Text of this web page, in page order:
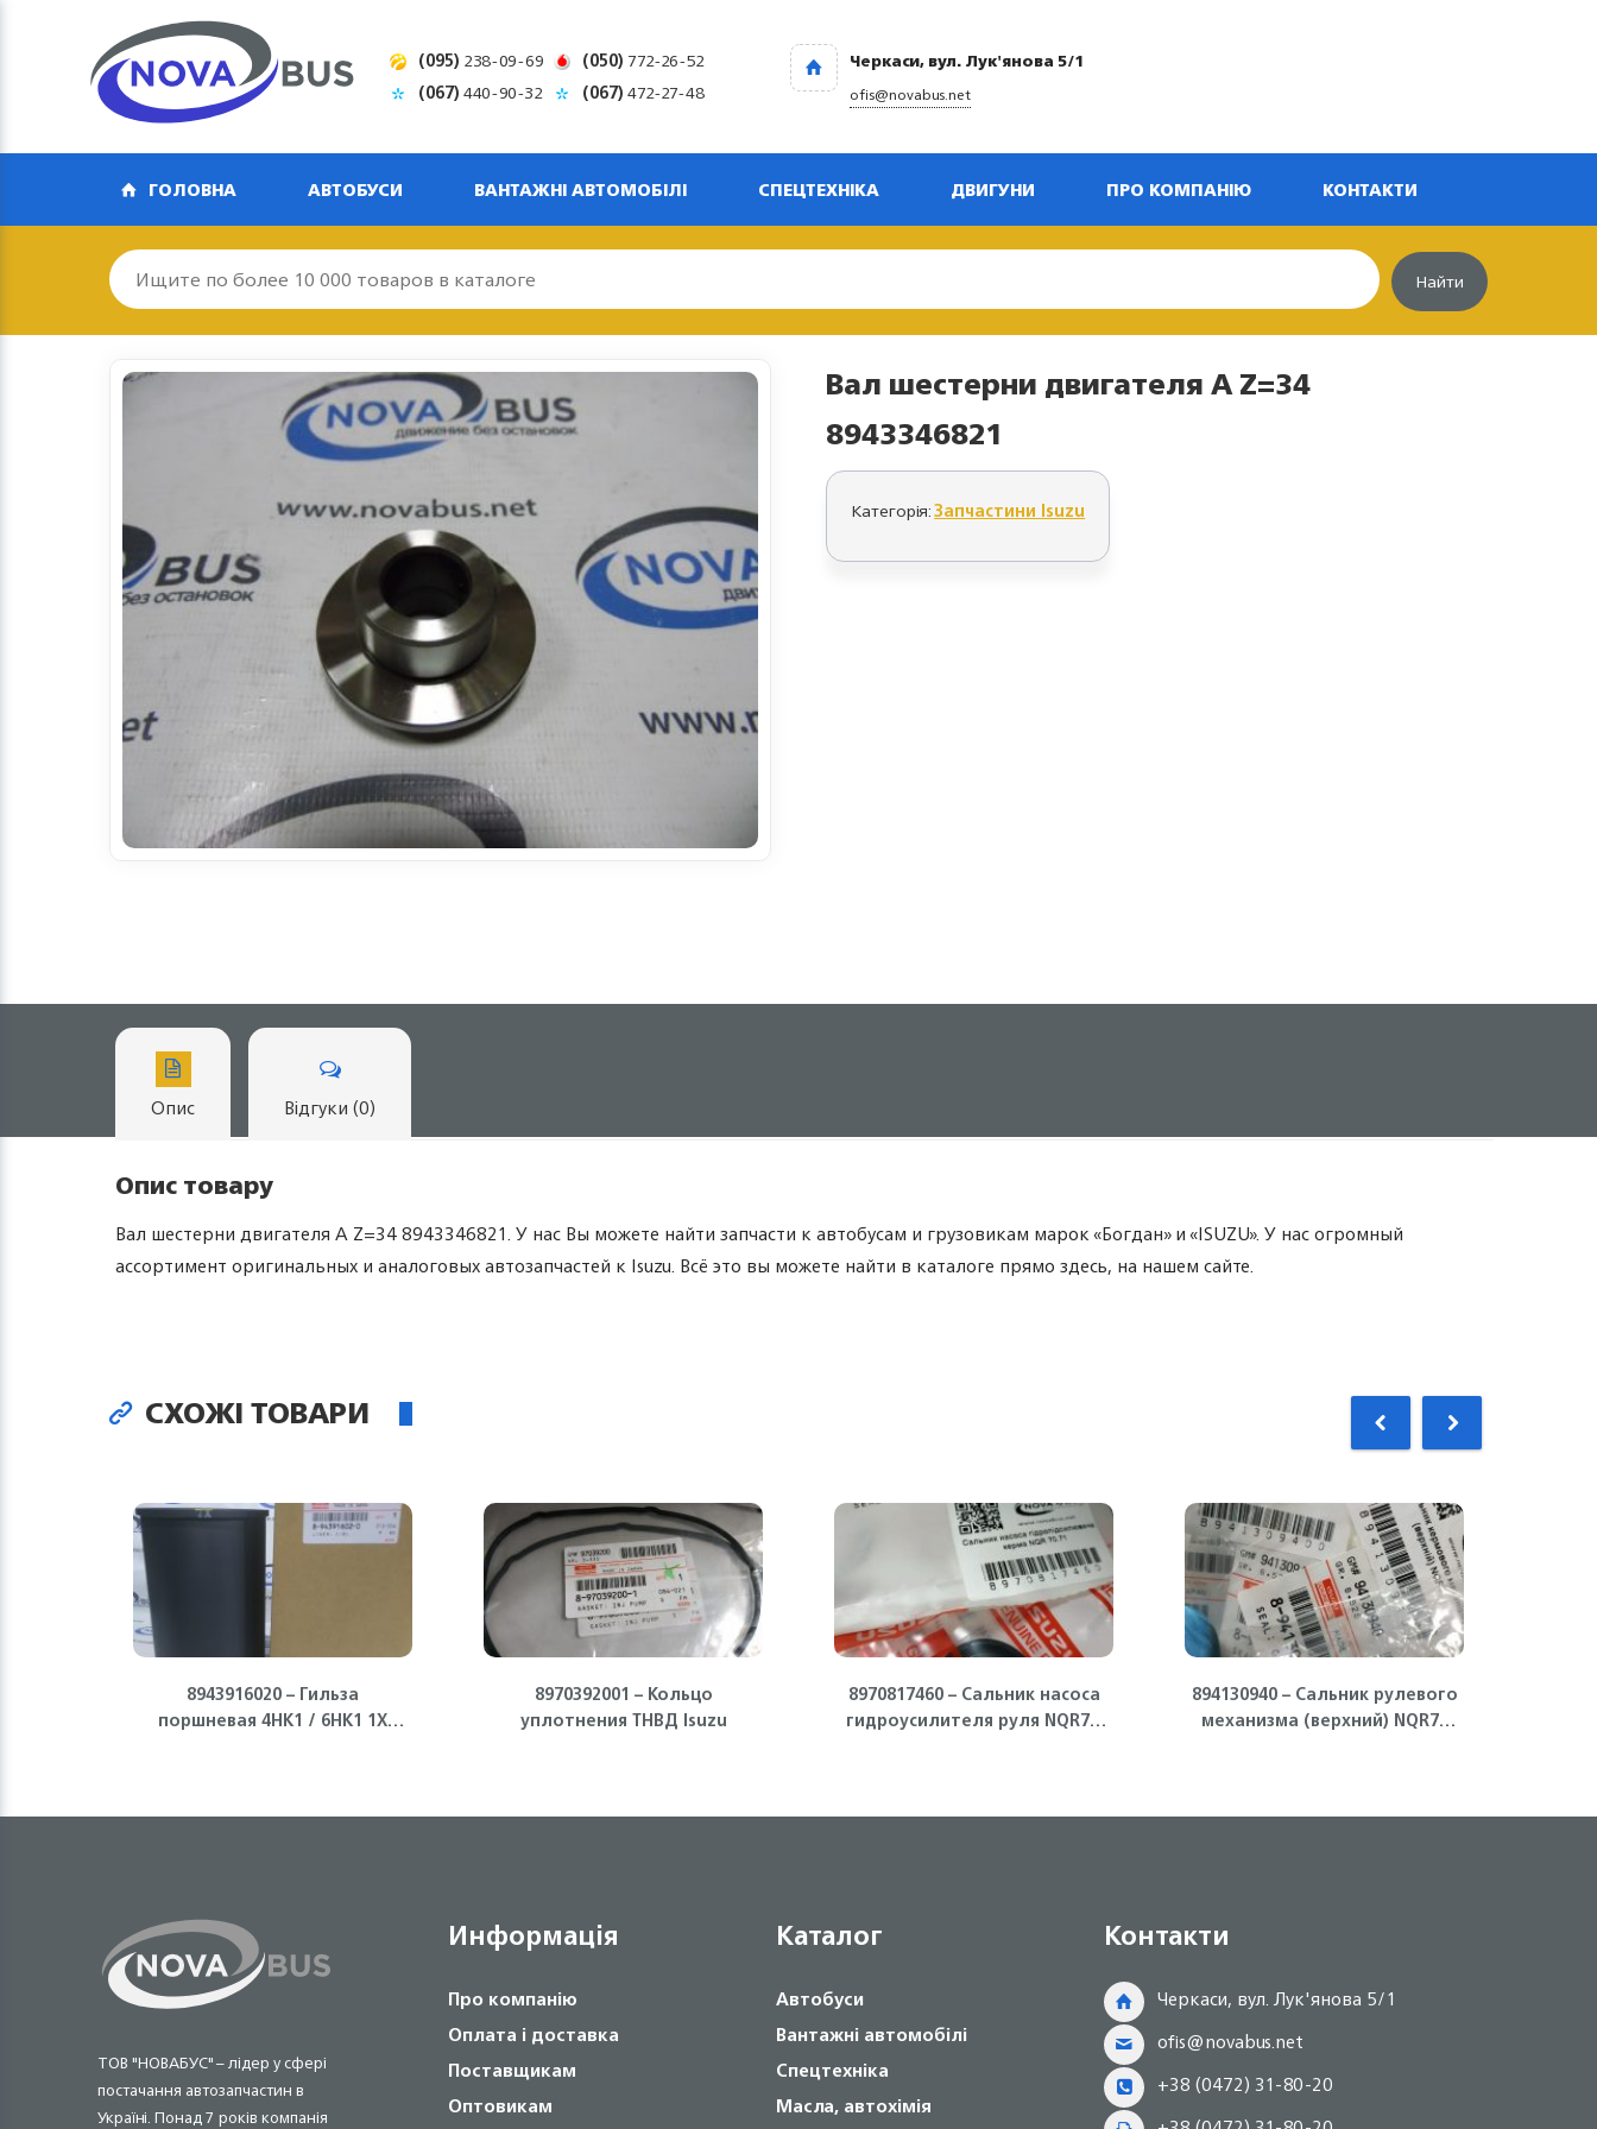
(095) 238-09-69 (050) 772-26-52
(067)440-90-32 (067)472-27-48
Черкаси, вул. Лук'янова 5/1
ofis@novabus.net
ГОЛОВНА АВТОБУСИ ВАНТАЖНІ АВТОМОБІЛІ СПЕЦТЕХНІКА ДВИГУНИ ПРО КОМПАНІЮ КОНТАКТИ
Найти
Вал шестерни двигателя А Z=34
8943346821
Категорія:Запчастини Isuzu
Опис Відгуки (0)
Опис товару
Вал шестерни двигателя А Z=34 8943346821. У нас Вы можете найти запчасти к автобусам и грузовикам марок «Богдан» и «ISUZU». У нас огромный
ассортимент оригинальных и аналоговых автозапчастей к Isuzu. Всё это вы можете найти в каталоге прямо здесь, на нашем сайте.
СХОЖІ ТОВАРИ
8943916020 – Гильза
поршневая 4HK1 / 6HK1 1X
8970392001 – Кольцо
уплотнения ТНВД Isuzu
8970817460 – Сальник насоса
гидроусилителя руля NQR70,
894130940 – Сальник рулевого
механизма (верхний) NQR71
ТОВ "НОВАБУС" – лідер у сфері
постачання автозапчастин в
Україні. Понад 7 років компанія
Информація
Про компанію
Оплата і доставка
Поставщикам
Оптовикам
Каталог
Автобуси
Вантажні автомобілі
Спецтехніка
Масла, автохімія
Контакти
Черкаси, вул. Лук'янова 5/1
ofis@novabus.net
+38 (0472) 31-80-20